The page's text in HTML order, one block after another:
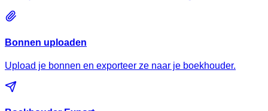
Bonnen uploaden
Upload je bonnen en exporteer ze naar je boekhouder.